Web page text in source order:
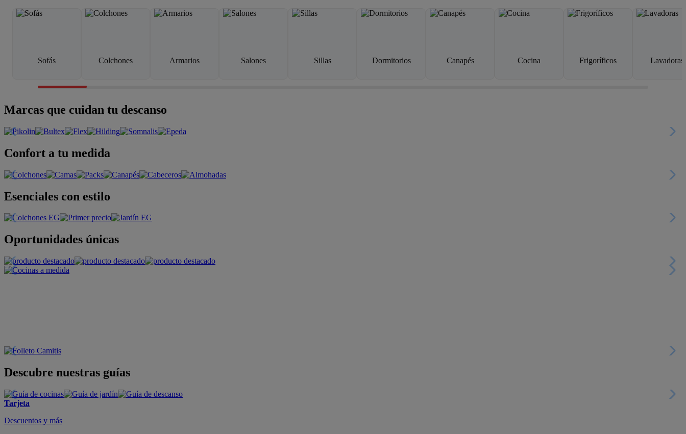
Sofás Colchones Armarios Salones Sillas Dormitorios Canapés Cocina Frigoríficos Lavadoras
Marcas que cuidan tu descanso
Confort a tu medida
Esenciales con estilo
Oportunidades únicas
Descubre nuestras guías
Tarjeta
Descuentos y más